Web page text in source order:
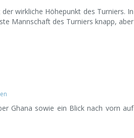
wirkliche Höhepunkt des Turniers. In
Mannschaft des Turniers knapp, aber
Ghana sowie ein Blick nach vorn auf